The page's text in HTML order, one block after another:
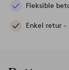
Fleksible
Enkel retur -